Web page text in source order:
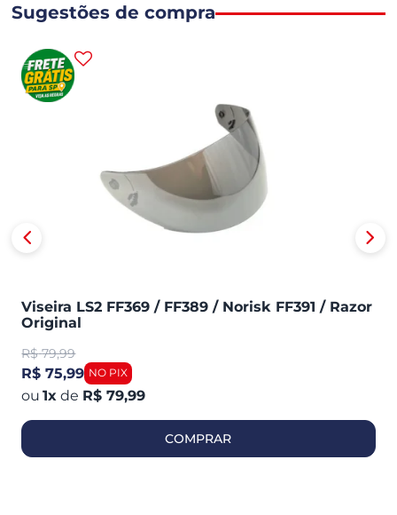
Sugestões de compra
Viseira LS2 FF369 / FF389 / Norisk FF391 / Razor
Original
R$ 79,99
R$ 75,99
1x de R$ 79,99
COMPRAR